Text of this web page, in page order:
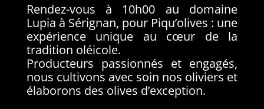
Rendez-vous à 10h00 au domaine
Lupia à Sérignan, pour Piqu’olives : une
expérience unique au cœur de la
tradition oléicole.
Producteurs passionnés et engagés,
nous cultivons avec soin nos oliviers et
élaborons des olives d’exception.